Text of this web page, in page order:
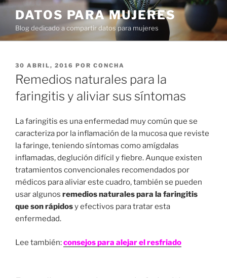
Ir
contenido
DATOS PARA MUJERES
Blog dedicado a compartir datos para mujeres
PUBLICADO
EN
30 ABRIL, 2016 POR CONCHA
Remedios naturales para la
faringitis y aliviar sus síntomas
La faringitis es una enfermedad muy común que se
caracteriza por la inflamación de la mucosa que reviste
la faringe, teniendo síntomas como amígdalas
inflamadas, deglución difícil y fiebre. Aunque existen
tratamientos convencionales recomendados por
médicos para aliviar este cuadro, también se pueden
usar algunos remedios naturales para la faringitis
que son rápidosy efectivos para tratar esta
enfermedad.
Lee también:consejos para alejar el resfriado